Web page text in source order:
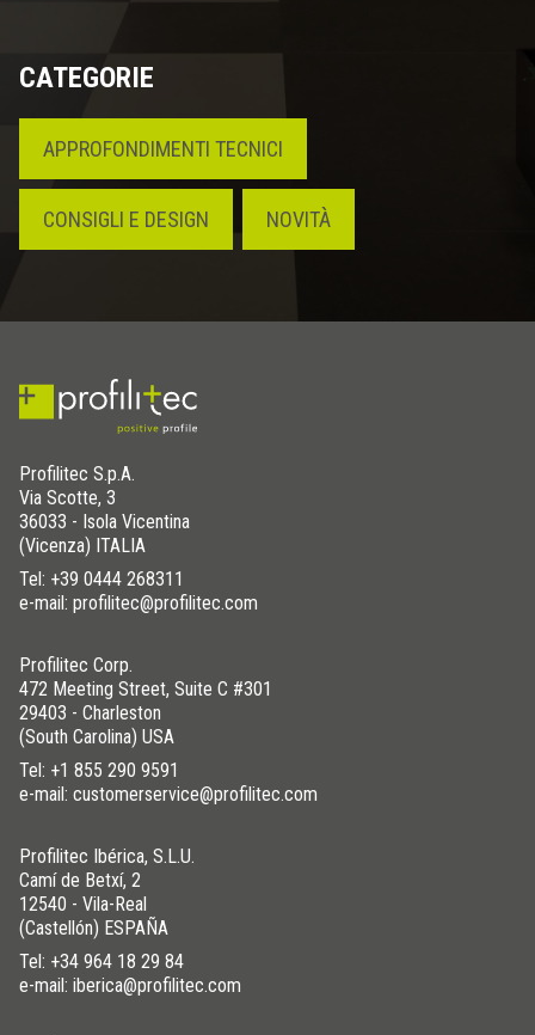
CATEGORIE
APPROFONDIMENTI TECNICI
CONSIGLI E DESIGN NOVITÀ
Profilitec S.p.A.
Via Scotte, 3
36033 - Isola Vicentina
(Vicenza) ITALIA
Tel: +39 0444 268311
e-mail: profilitec@profilitec.com
Profilitec Corp.
472 Meeting Street, Suite C #301
29403 - Charleston
(South Carolina) USA
Tel: +1 855 290 9591
e-mail: customerservice@profilitec.com
Profilitec Ibérica, S.L.U.
Camí de Betxí, 2
12540 - Vila-Real
(Castellón) ESPAÑA
Tel: +34 964 18 29 84
e-mail: iberica@profilitec.com